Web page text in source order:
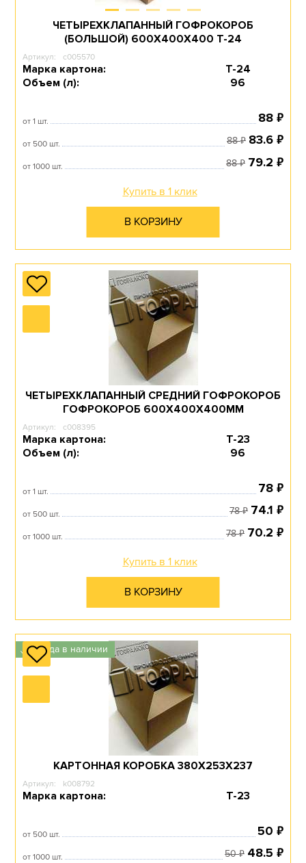
ЧЕТЫРЕХКЛАПАННЫЙ ГОФРОКОРОБ
(БОЛЬШОЙ) 600Х400Х400 T-24
Артикул: c005570
Марка картона:
Т-24
Объем (л):
96
от 1 шт. 88 ₽
от 500 шт. 88₽ 83.6 ₽
от 1000 шт. 88₽ 79.2 ₽
Купить в 1 клик
В КОРЗИНУ
ЧЕТЫРЕХКЛАПАННЫЙ СРЕДНИЙ ГОФРОКОРОБ
ГОФРОКОРОБ 600Х400Х400ММ
Артикул: c008395
Марка картона:
Т-23
Объем (л):
96
от 1 шт. 78 ₽
от 500 шт. 78₽ 74.1 ₽
от 1000 шт. 78₽ 70.2 ₽
Купить в 1 клик
В КОРЗИНУ
✓ Всегда в наличии
КАРТОННАЯ КОРОБКА 380Х253Х237
Артикул: k008792
Марка картона: Т-23
от 500 шт. 50 ₽
от 1000 шт. 50₽ 48.5 ₽